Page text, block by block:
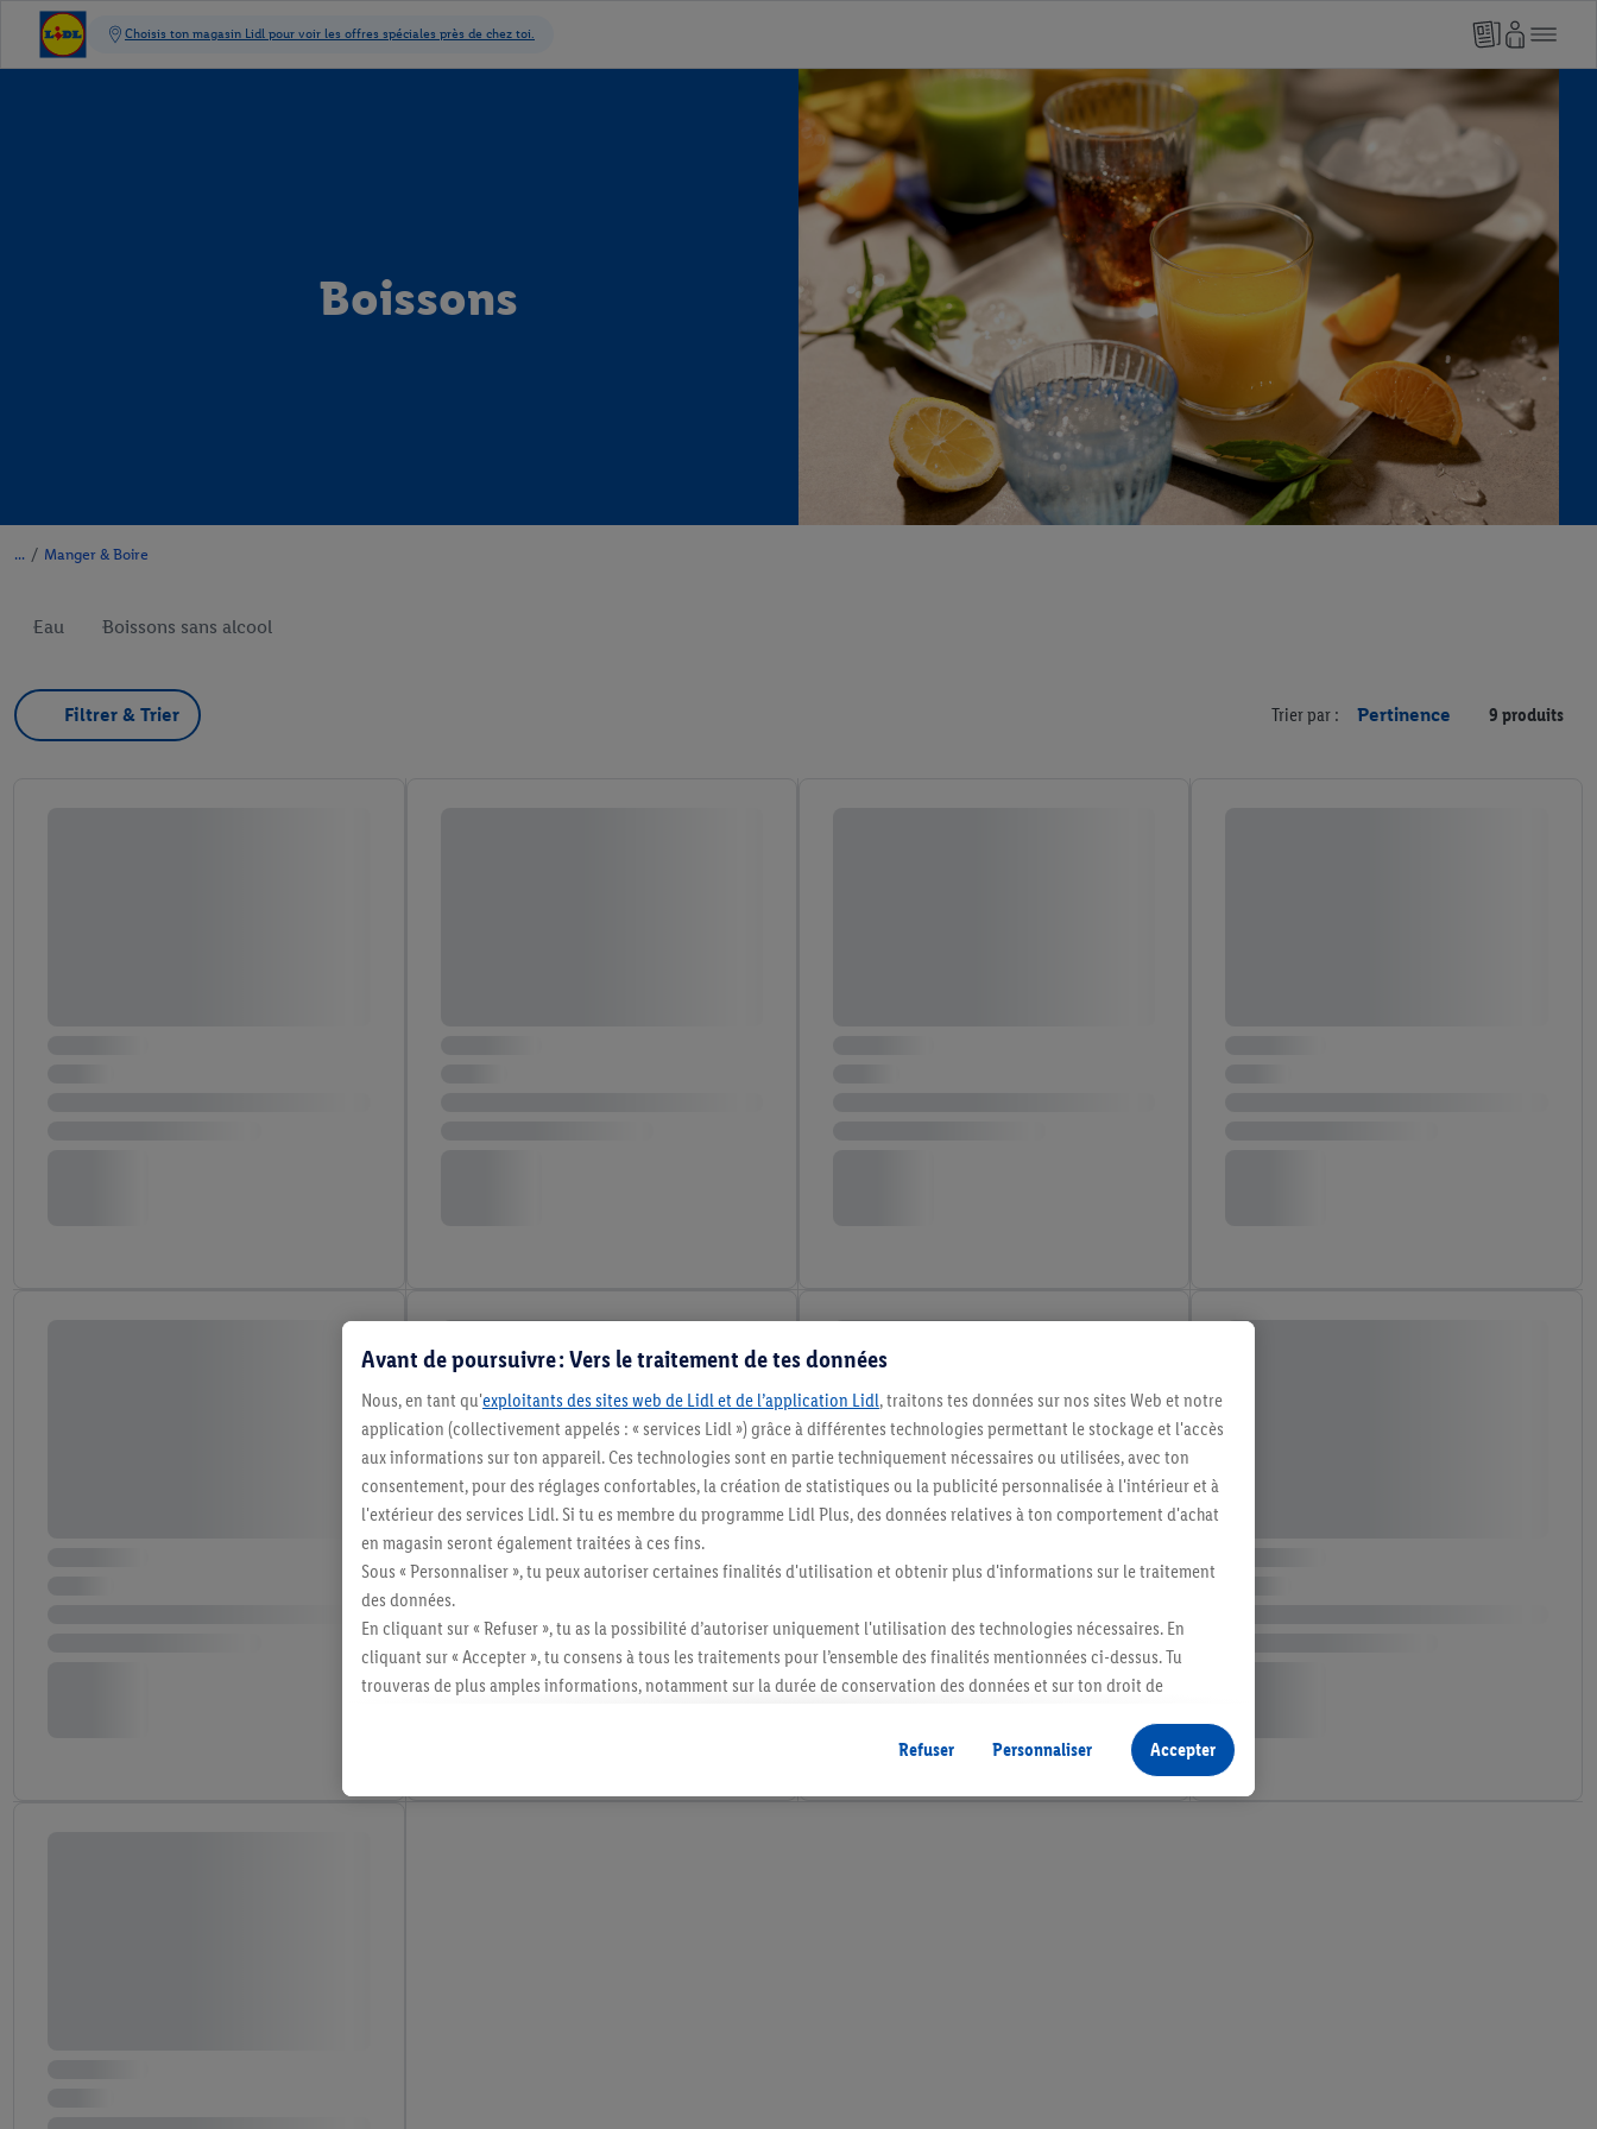
Boissons
/ Manger & Boire
Eau Boissons sans alcool
Filtrer & Trier Trier par : Pertinence 9 produits
Avant de poursuivre : Vers le traitement de tes données
Nous, en tant qu'exploitants des sites web de Lidl et de l’application Lidl, traitons tes données sur nos sites Web et notre
application (collectivement appelés : « services Lidl ») grâce à différentes technologies permettant le stockage et l'accès
aux informations sur ton appareil. Ces technologies sont en partie techniquement nécessaires ou utilisées, avec ton
consentement, pour des réglages confortables, la création de statistiques ou la publicité personnalisée à l'intérieur et à
l'extérieur des services Lidl. Si tu es membre du programme Lidl Plus, des données relatives à ton comportement d'achat
en magasin seront également traitées à ces fins.
Sous « Personnaliser », tu peux autoriser certaines finalités d'utilisation et obtenir plus d'informations sur le traitement
des données.
En cliquant sur « Refuser », tu as la possibilité d’autoriser uniquement l'utilisation des technologies nécessaires. En
cliquant sur « Accepter », tu consens à tous les traitements pour l’ensemble des finalités mentionnées ci-dessus. Tu
trouveras de plus amples informations, notamment sur la durée de conservation des données et sur ton droit de
Refuser Personnaliser Accepter